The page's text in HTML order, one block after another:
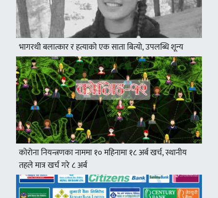
भागरथी बलात्कार र हत्याको एक साता बित्यो, उपलब्धि शून्य
कोरोना नियन्त्रणका नाममा १० महिनामा १८ अर्ब खर्च, स्थानीय
तहले मात्र खर्च गरे ८ अर्ब